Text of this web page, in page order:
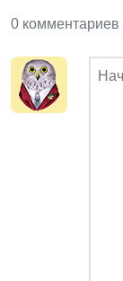
0 комментариев